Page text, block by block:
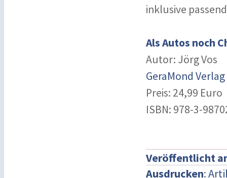
inklusive
Als Autos noch
Autor: Jörg Vos
GeraMond Verlag
Preis: 24,99 Euro
ISBN: 978-3-
Veröffentlicht
Ausdrucken: